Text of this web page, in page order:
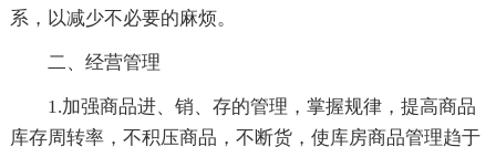
系，以减少不必要的麻烦。
二、经营管理
1.加强商品进、销、存的管理，掌握规律，提高商品
库存周转率，不积压商品，不断货，使库房商品管理趋于